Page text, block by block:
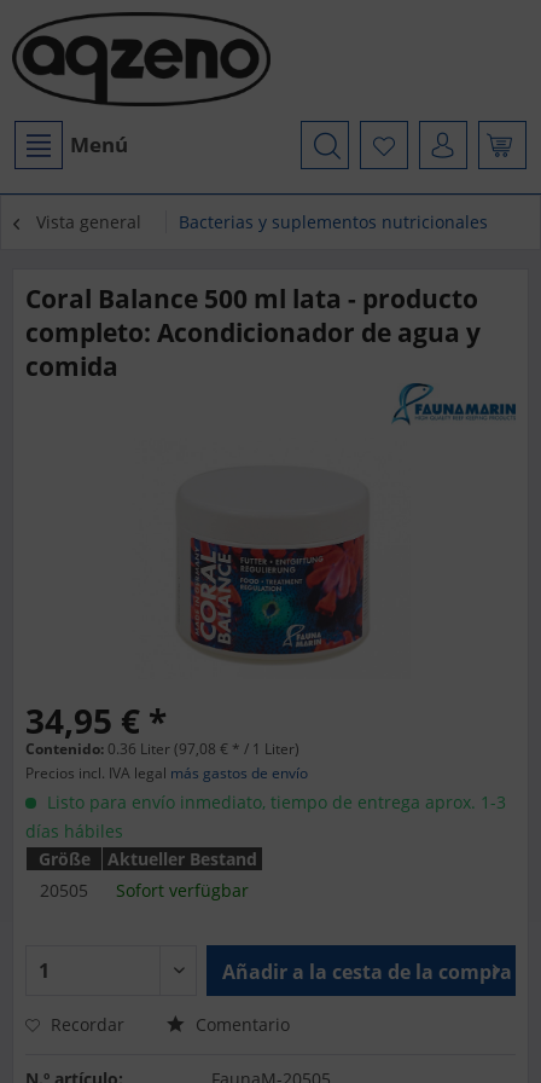
Menú
Vista general Bacterias y suplementos nutricionales
Coral Balance 500 ml lata - producto
completo: Acondicionador de agua y
comida
34,95 € *
Contenido: 0.36 Liter (97,08 € * / 1 Liter)
Precios incl. IVA legal más gastos de envío
Listo para envío inmediato, tiempo de entrega aprox. 1-3
días hábiles
Größe
Aktueller Bestand
20505
Sofort verfügbar
Añadir a la cesta de la compra
Recordar Comentario